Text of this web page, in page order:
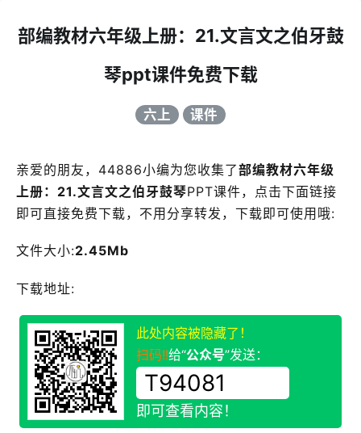
部编教材六年级上册：21.文言文之伯牙鼓
琴ppt课件免费下载
六上 课件
亲爱的朋友，44886小编为您收集了部编教材六年级
上册：21.文言文之伯牙鼓琴PPT课件，点击下面链接
即可直接免费下载，不用分享转发，下载即可使用哦:
文件大小:2.45Mb
下载地址:
此处内容被隐藏了！
扫码!!给“公众号”发送：
即可查看内容！